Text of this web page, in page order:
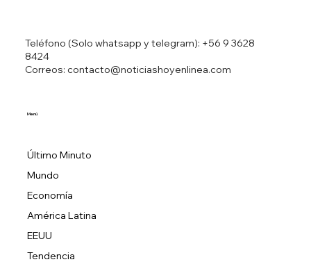
Teléfono (Solo whatsapp y telegram): +56 9 3628
8424
Correos: contacto@noticiashoyenlinea.com
Último Minuto
Mundo
Economía
América Latina
EEUU
Tendencia
Menú